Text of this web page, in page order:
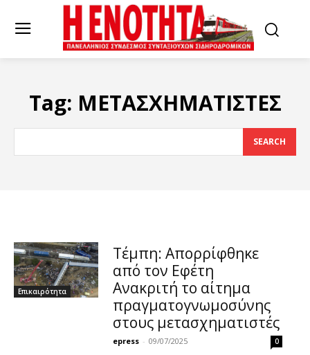
Tag: ΜΕΤΑΣΧΗΜΑΤΙΣΤΕΣ
SEARCH
Επικαιρότητα
Τέμπη: Απορρίφθηκε
από τον Εφέτη
Ανακριτή το αίτημα
πραγματογνωμοσύνης
στους μετασχηματιστές
epress - 09/07/2025 0